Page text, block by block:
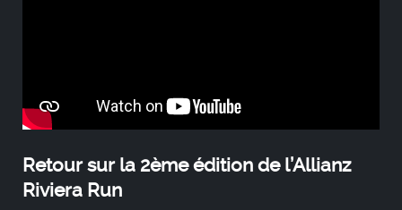
Retour sur la 2ème édition de l’Allianz
Riviera Run